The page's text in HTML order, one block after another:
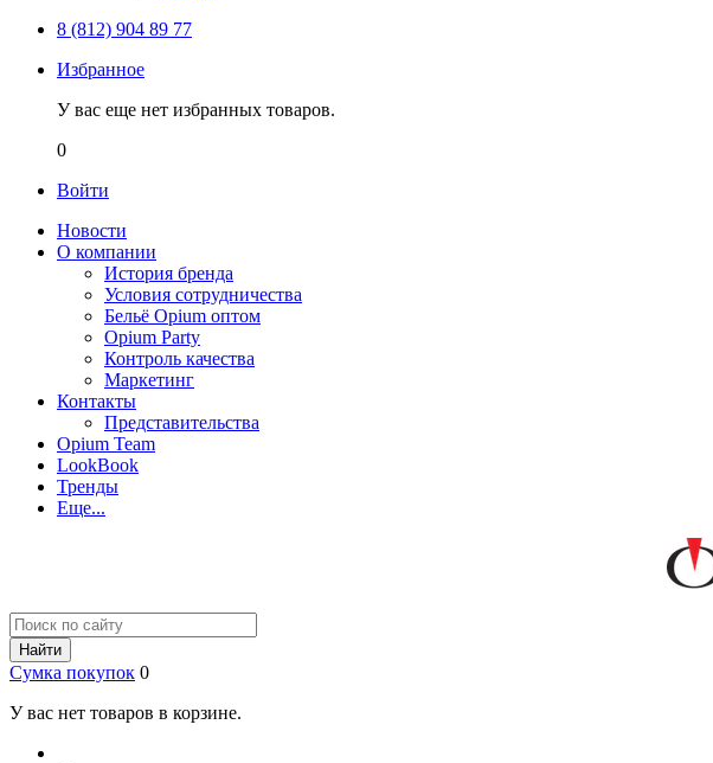
8 (812) 904 89 77
Избранное
У вас еще нет избранных товаров.
0
Войти
Новости
О компании
История бренда
Условия сотрудничества
Бельё Opium оптом
Opium Party
Контроль качества
Маркетинг
Контакты
Представительства
Opium Team
LookBook
Тренды
Еще...
Найти
Сумка покупок 0
У вас нет товаров в корзине.